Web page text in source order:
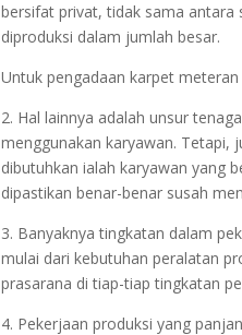
bersifat privat, tidak sama antara
diproduksi dalam jumlah besar.
Untuk pengadaan karpet
2. Hal lainnya adalah unsur
menggunakan karyawan. Tetapi,
dibutuhkan ialah karyawan yang
dipastikan benar-benar susah
3. Banyaknya tingkatan dalam
mulai dari kebutuhan peralatan
prasarana di tiap-tiap tingkatan
4. Pekerjaan produksi yang